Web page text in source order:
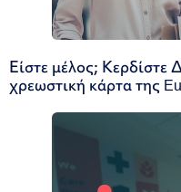
Είστε μέλος; Κερδίστε
χρεωστική κάρτα της